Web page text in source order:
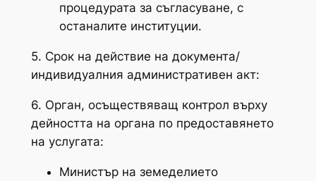
процедурата за съгласуване, с
останалите институции.
5. Срок на действие на документа/
индивидуалния административен акт:
6. Орган, осъществяващ контрол върху
дейността на органа по предоставянето
на услугата:
Министър на земеделието